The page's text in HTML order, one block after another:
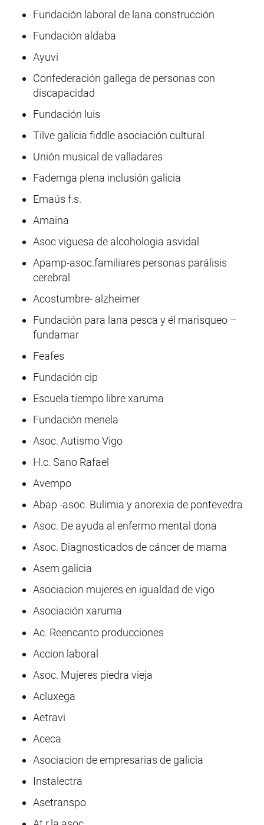
Fundación laboral de lana construcción
Fundación aldaba
Ayuvi
Confederación gallega de personas con
discapacidad
Fundación luis
Tilve galicia fiddle asociación cultural
Unión musical de valladares
Fademga plena inclusión galicia
Emaús f.s.
Amaina
Asoc viguesa de alcohologia asvidal
Apamp-asoc.familiares personas parálisis
cerebral
Acostumbre- alzheimer
Fundación para lana pesca y él marisqueo –
fundamar
Feafes
Fundación cip
Escuela tiempo libre xaruma
Fundación menela
Asoc. Autismo Vigo
H.c. Sano Rafael
Avempo
Abap -asoc. Bulimia y anorexia de pontevedra
Asoc. De ayuda al enfermo mental dona
Asoc. Diagnosticados de cáncer de mama
Asem galicia
Asociacion mujeres en igualdad de vigo
Asociación xaruma
Ac. Reencanto producciones
Accion laboral
Asoc. Mujeres piedra vieja
Acluxega
Aetravi
Aceca
Asociacion de empresarias de galicia
Instalectra
Asetranspo